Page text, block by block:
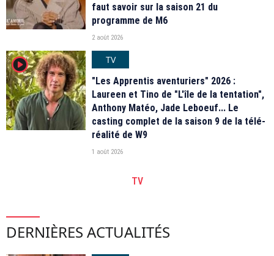
faut savoir sur la saison 21 du
programme de M6
2 août 2026
player2
TV
"Les Apprentis aventuriers" 2026 :
Laureen et Tino de "L'île de la tentation",
Anthony Matéo, Jade Leboeuf... Le
casting complet de la saison 9 de la télé-
réalité de W9
1 août 2026
TV
DERNIÈRES ACTUALITÉS